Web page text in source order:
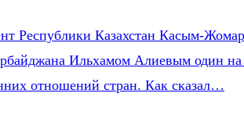
Республики Казахстан Касым-
Ильхамом Алиевым один
отношений стран. Как сказал…